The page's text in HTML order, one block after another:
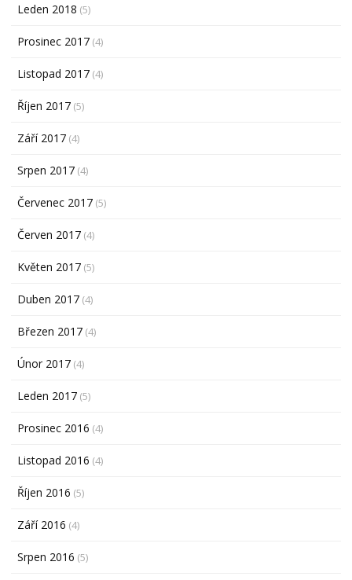
Leden 2018 (5)
Prosinec 2017 (4)
Listopad 2017 (4)
Říjen 2017 (5)
Září 2017 (4)
Srpen 2017 (4)
Červenec 2017 (5)
Červen 2017 (4)
Květen 2017 (5)
Duben 2017 (4)
Březen 2017 (4)
Únor 2017 (4)
Leden 2017 (5)
Prosinec 2016 (4)
Listopad 2016 (4)
Říjen 2016 (5)
Září 2016 (4)
Srpen 2016 (5)